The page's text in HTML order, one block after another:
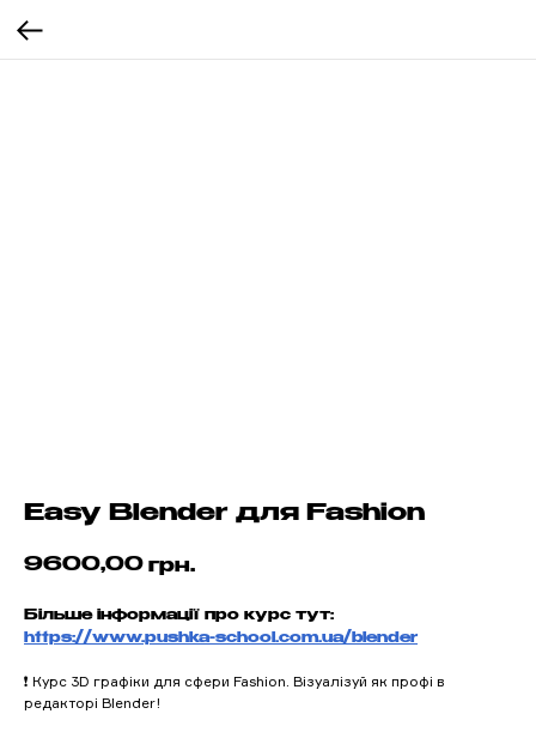
Easy Blender для Fashion
9600,00 грн.
Більше інформації про курс тут:
https://www.pushka-school.com.ua/blender
❗ Курс 3D графіки для сфери Fashion. Візуалізуй як профі в
редакторі Blender!